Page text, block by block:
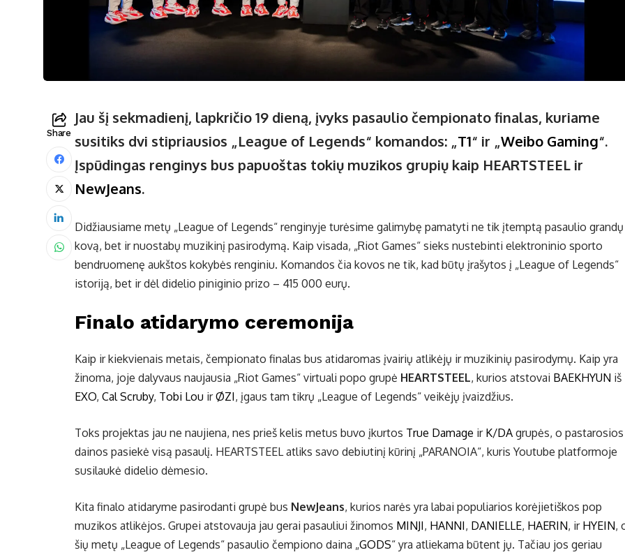
Share
Jau šį sekmadienį, lapkričio 19 dieną, įvyks pasaulio čempionato finalas, kuriame
susitiks dvi stipriausios „League of Legends“ komandos: „T1“ ir „Weibo Gaming“.
Įspūdingas renginys bus papuoštas tokių muzikos grupių kaip HEARTSTEEL ir
NewJeans.
Didžiausiame metų „League of Legends“ renginyje turėsime galimybę pamatyti ne tik įtemptą pasaulio grandų
kovą, bet ir nuostabų muzikinį pasirodymą. Kaip visada, „Riot Games“ sieks nustebinti elektroninio sporto
bendruomenę aukštos kokybės renginiu. Komandos čia kovos ne tik, kad būtų įrašytos į „League of Legends“
istoriją, bet ir dėl didelio piniginio prizo – 415 000 eurų.
Finalo atidarymo ceremonija
Kaip ir kiekvienais metais, čempionato finalas bus atidaromas įvairių atlikėjų ir muzikinių pasirodymų. Kaip yra
žinoma, joje dalyvaus naujausia „Riot Games“ virtuali popo grupė HEARTSTEEL, kurios atstovai BAEKHYUN iš
EXO, Cal Scruby, Tobi Lou irØZI, įgaus tam tikrų „League of Legends“ veikėjų įvaizdžius.
Toks projektas jau ne naujiena, nes prieš kelis metus buvo įkurtos True Damage ir K/DA grupės, o pastarosios
dainos pasiekė visą pasaulį. HEARTSTEEL atliks savo debiutinį kūrinį „PARANOIA“, kuris Youtube platformoje
susilaukė didelio dėmesio.
Kita finalo atidaryme pasirodanti grupė bus NewJeans, kurios narės yra labai populiarios korėjietiškos pop
muzikos atlikėjos. Grupei atstovauja jau gerai pasauliui žinomos MINJI, HANNI, DANIELLE, HAERIN, ir HYEIN,
šių metų „League of Legends“ pasaulio čempiono daina „GODS“ yra atliekama būtent jų. Tačiau jos geriau